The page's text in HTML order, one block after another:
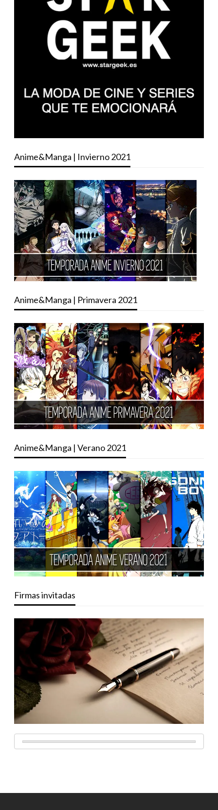
Anime&Manga | Invierno 2021
Anime&Manga | Primavera 2021
Anime&Manga | Verano 2021
Firmas invitadas